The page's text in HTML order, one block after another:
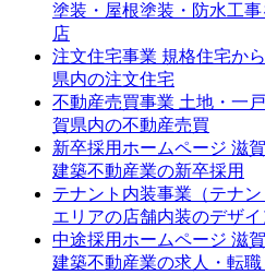
塗装・屋根塗装・防水工
店
注文住宅事業 規格住宅か
県内の注文住宅
不動産売買事業 土地・一
賀県内の不動産売買
新卒採用ホームページ 滋
建築不動産業の新卒採用
テナント内装事業（テナン
エリアの店舗内装のデザ
中途採用ホームページ 滋
建築不動産業の求人・転職